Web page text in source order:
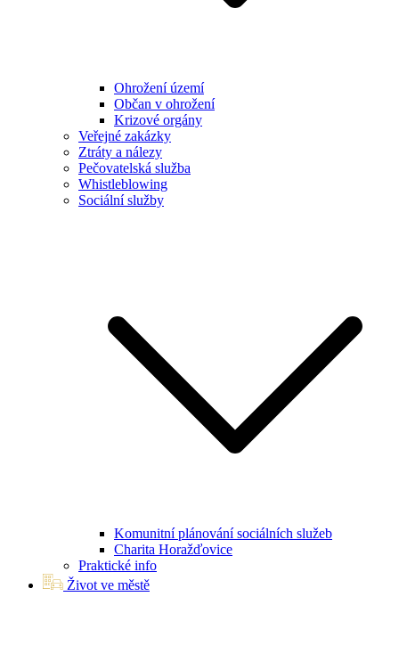
Ohrožení území
Občan v ohrožení
Krizové orgány
Veřejné zakázky
Ztráty a nálezy
Pečovatelská služba
Whistleblowing
Sociální služby
Komunitní plánování sociálních služeb
Charita Horažďovice
Praktické info
Život ve městě